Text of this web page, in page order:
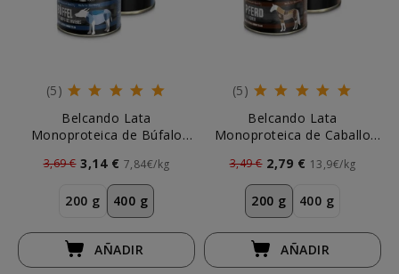
(5)
Belcando Lata
Monoproteica de Búfalo
3,69 € 3,14 € 7,84€/kg
200 g 400 g
AÑADIR
(5)
Belcando Lata
Monoproteica de Caballo
3,49 € 2,79 € 13,9€/kg
200 g 400 g
AÑADIR